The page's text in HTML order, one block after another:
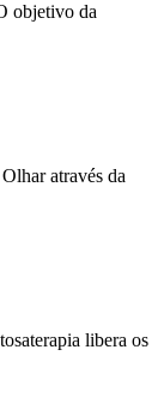
objetivo da
através da
libera os